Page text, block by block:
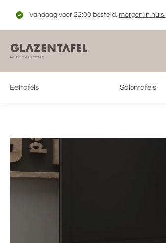
Vandaag voor 22:00 besteld, morgen in huis!
Eettafels Salontafels